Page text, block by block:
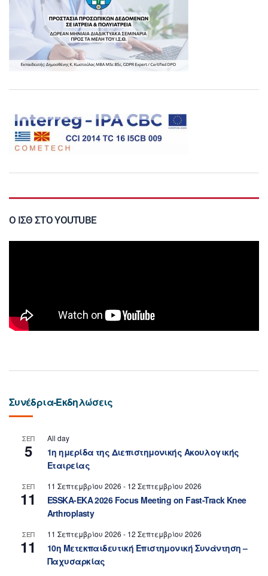
Ο ΙΣΘ ΣΤΟ YOUTUBE
Συνέδρια-Εκδηλώσεις
ΣΕΠ
5
All day
1η ημερίδα της Διεπιστημονικής Ακουλογικής
Εταιρείας
ΣΕΠ
11
11 Σεπτεμβρίου 2026 - 12 Σεπτεμβρίου 2026
ESSKA-EKA 2026 Focus Meeting on Fast-Track Knee
Arthroplasty
ΣΕΠ
11
11 Σεπτεμβρίου 2026 - 12 Σεπτεμβρίου 2026
10η Μετεκπαιδευτική Επιστημονική Συνάντηση –
Παχυσαρκίας